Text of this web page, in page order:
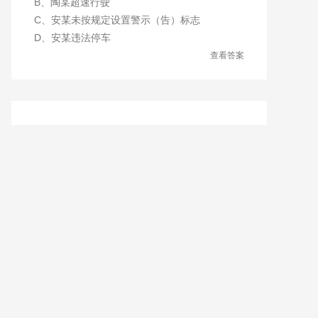
C、安某未按规定设置警示（告）标志
D、安某违法停车
查看答案